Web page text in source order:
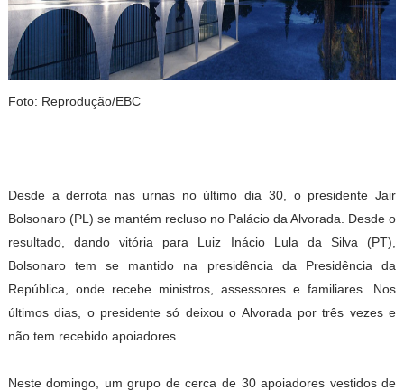
Foto: Reprodução/EBC
Desde a derrota nas urnas no último dia 30, o presidente Jair
Bolsonaro (PL) se mantém recluso no Palácio da Alvorada. Desde o
resultado, dando vitória para Luiz Inácio Lula da Silva (PT),
Bolsonaro tem se mantido na presidência da Presidência da
República, onde recebe ministros, assessores e familiares. Nos
últimos dias, o presidente só deixou o Alvorada por três vezes e
não tem recebido apoiadores.
Neste domingo, um grupo de cerca de 30 apoiadores vestidos de